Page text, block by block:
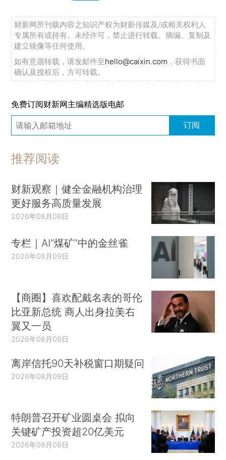
财新网所刊载内容之知识产权为财新传媒及/或相关权利人
专属所有或持有。未经许可，禁止进行转载、摘编、复制及
建立镜像等任何使用。
如有意愿转载，请发邮件至hello@caixin.com ，获得书面
确认及授权后，方可转载。
免费订阅财新网主编精选版电邮
订阅
推荐阅读
财新观察｜健全金融机构治理
更好服务高质量发展
2026年08月08日
专栏｜AI“煤矿”中的金丝雀
2026年08月09日
【商圈】喜欢配戴名表的哥伦
比亚新总统 商人出身拉美右
翼又一员
2026年08月09日
离岸信托90天补税窗口期疑问
2026年08月09日
特朗普召开矿业圆桌会 拟向
关键矿产投资超20亿美元
2026年08月09日